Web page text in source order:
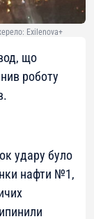
Exilenova+
що
роботу
удару було
нафти №1,